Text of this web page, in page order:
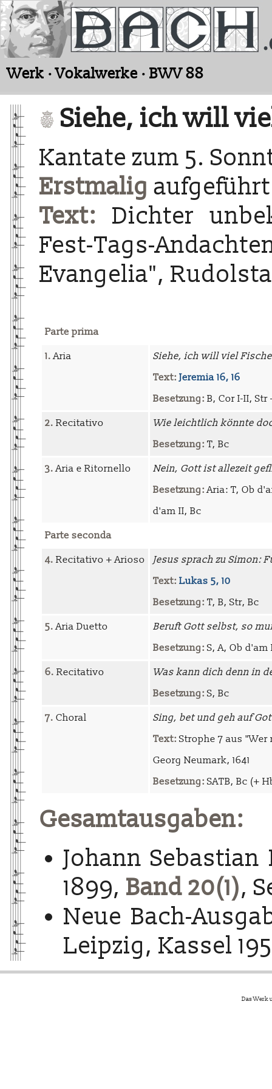
Werk · Vokalwerke · BWV 88
Siehe, ich will
Kantate zum 5.
Erstmalig aufgeführt
Text: Dichter
Fest-Tags-
Evangelia",
Parte prima
1.Aria
Siehe, ich will viel
Text: Jeremia 16, 16
Besetzung: B, Cor I-II,
2. Recitativo
Wie leichtlich könnte
Besetzung: T, Bc
3.Aria e Ritornello
Nein, Gott ist allezeit
Besetzung:Aria: T, Ob
d'am II, Bc
Parte seconda
4. Recitativo + Arioso
Jesus sprach zu Simon:
Text: Lukas 5, 10
Besetzung: T, B, Str, Bc
5.Aria Duetto
Beruft Gott selbst, so
Besetzung: S, A, Ob d'am
6. Recitativo
Was kann dich denn in
Besetzung: S, Bc
7. Choral
Sing, bet und geh auf
Text: Strophe 7 aus
Georg Neumark, 1641
Besetzung: SATB, Bc (+
Gesamtausgaben:
Johann Sebastian
1899, Band 20(1),
Neue Bach-
Leipzig, Kassel
Das Werk